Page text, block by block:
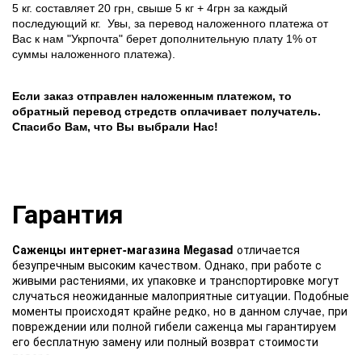
5 кг. составляет 20 грн, свыше 5 кг + 4грн за каждый
последующий кг. Увы, за перевод наложенного платежа от
Вас к нам "Укрпочта" берет дополнительную плату 1% от
суммы наложенного платежа).
Если заказ отправлен наложенным платежом, то
обратный перевод стредств оплачивает получатель.
Спасибо Вам, что Вы выбрали Нас!
Гарантия
Саженцы интернет-магазина Megasad отличается
безупречным высоким качеством. Однако, при работе с
живыми растениями, их упаковке и транспортировке могут
случаться неожиданные малоприятные ситуации. Подобные
моменты происходят крайне редко, но в данном случае, при
повреждении или полной гибели саженца мы гарантируем
его бесплатную замену или полный возврат стоимости